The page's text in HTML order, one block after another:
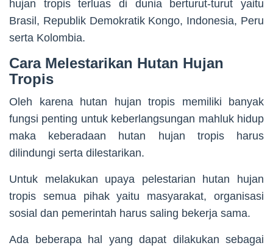
hujan tropis terluas di dunia berturut-turut yaitu
Brasil, Republik Demokratik Kongo, Indonesia, Peru
serta Kolombia.
Cara Melestarikan Hutan Hujan
Tropis
Oleh karena hutan hujan tropis memiliki banyak
fungsi penting untuk keberlangsungan mahluk hidup
maka keberadaan hutan hujan tropis harus
dilindungi serta dilestarikan.
Untuk melakukan upaya pelestarian hutan hujan
tropis semua pihak yaitu masyarakat, organisasi
sosial dan pemerintah harus saling bekerja sama.
Ada beberapa hal yang dapat dilakukan sebagai